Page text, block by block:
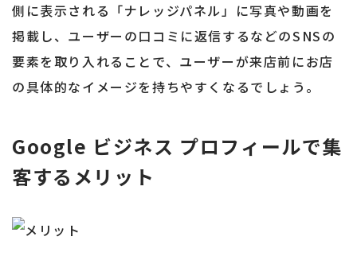
側に表示される「ナレッジパネル」に写真や動画を
掲載し、ユーザーの口コミに返信するなどのSNSの
要素を取り入れることで、ユーザーが来店前にお店
の具体的なイメージを持ちやすくなるでしょう。
Google ビジネス プロフィールで集
客するメリット